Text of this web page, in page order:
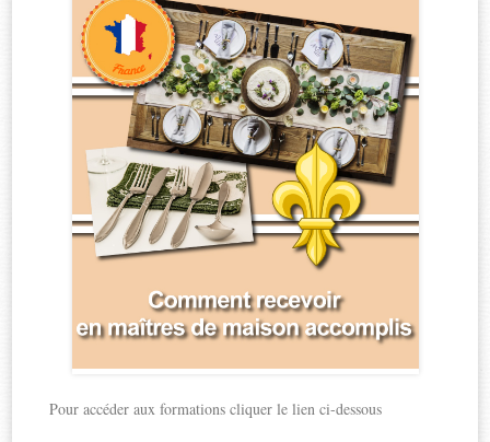
Pour accéder aux formations cliquer le lien ci-dessous